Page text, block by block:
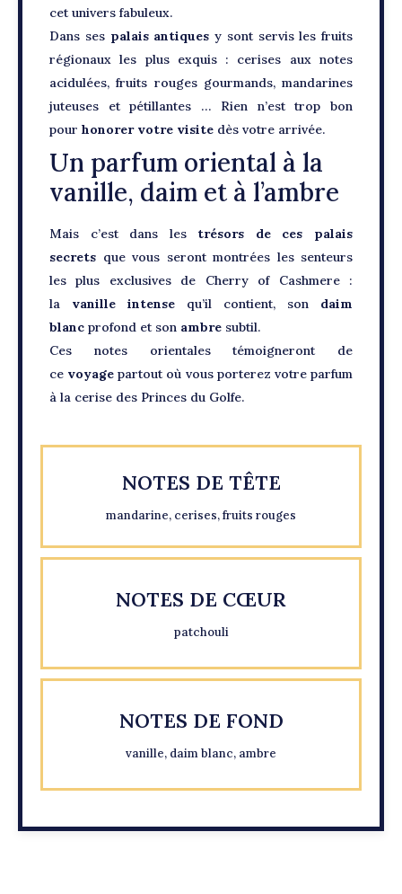
cet univers fabuleux.
Dans ses palais antiques y sont servis les fruits
régionaux les plus exquis : cerises aux notes
acidulées, fruits rouges gourmands, mandarines
juteuses et pétillantes … Rien n’est trop bon
pour honorer votre visite dès votre arrivée.
Un parfum oriental à la
vanille, daim et à l’ambre
Mais c’est dans les trésors de ces palais
secrets que vous seront montrées les senteurs
les plus exclusives de Cherry of Cashmere :
la vanille intense qu’il contient, son daim
blanc profond et son ambre subtil.
Ces notes orientales témoigneront de
ce voyage partout où vous porterez votre parfum
à la cerise des Princes du Golfe.
NOTES DE TÊTE
mandarine, cerises, fruits rouges
NOTES DE CŒUR
patchouli
NOTES DE FOND
vanille, daim blanc, ambre